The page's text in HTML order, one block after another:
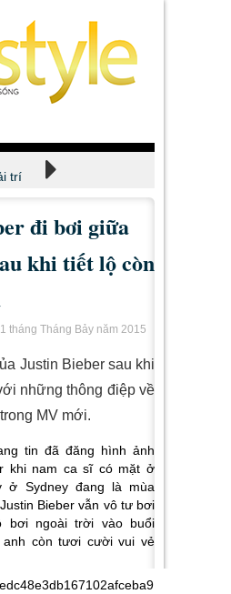
trí
đi bơi giữa
khi tiết lộ còn
tháng Tháng Bảy năm 2015
Justin Bieber sau khi
những thông điệp về
MV mới.
tin đã đăng hình ảnh
khi nam ca sĩ có mặt ở
ở Sydney đang là mùa
Bieber vẫn vô tư bơi
bơi ngoài trời vào buổi
anh còn tươi cười vui vẻ